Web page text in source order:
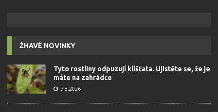
ŽHAVÉ NOVINKY
Tyto rostliny odpuzují klíšťata. Ujistěte se, že je
máte na zahrádce
7.8.2026